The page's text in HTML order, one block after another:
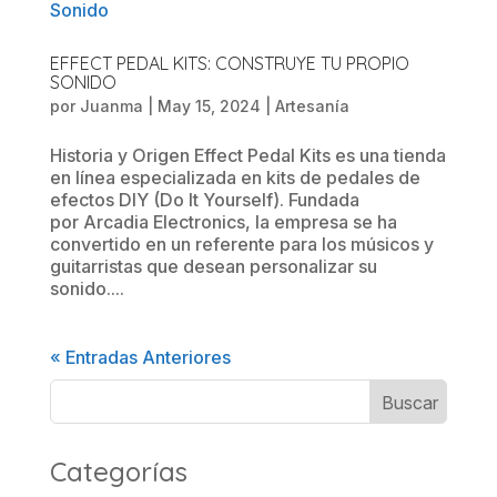
EFFECT PEDAL KITS: CONSTRUYE TU PROPIO
SONIDO
por Juanma May 15, 2024 Artesanía
Historia y Origen Effect Pedal Kits es una tienda
en línea especializada en kits de pedales de
efectos DIY (Do It Yourself). Fundada
por Arcadia Electronics, la empresa se ha
convertido en un referente para los músicos y
guitarristas que desean personalizar su
sonido....
« Entradas Anteriores
Categorías